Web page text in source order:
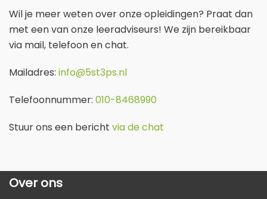
Wil je meer weten over onze opleidingen? Praat dan
met een van onze leeradviseurs! We zijn bereikbaar
via mail, telefoon en chat.
Mailadres: info@5st3ps.nl
Telefoonnummer: 010-8468990
Stuur ons een bericht via de chat
Over ons